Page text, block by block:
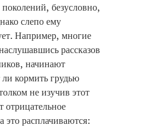
безусловно,
слепо ему
Например, многие
рассказов
начинают
ли кормить грудью
не изучив этот
это расплачиваются: